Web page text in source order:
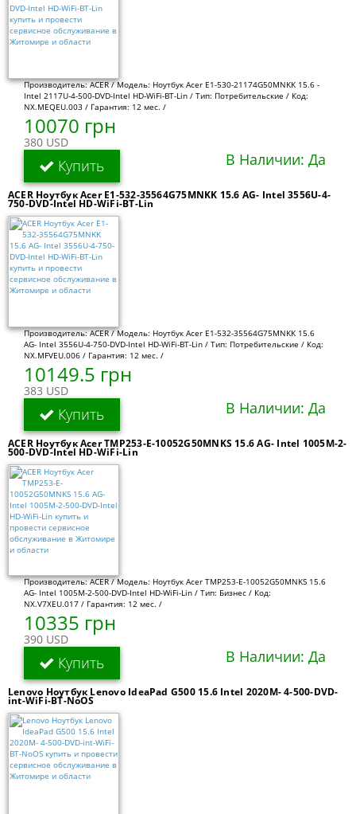
Производитель: ACER / Модель: Ноутбук Acer E1-530-21174G50MNKK 15.6 -
Intel 2117U-4-500-DVD-Intel HD-WiFi-BT-Lin / Тип: Потребительские / Код:
NX.MEQEU.003 / Гарантия: 12 мес. /
10070 грн
380 USD
Купить В Наличии: Да
ACER Ноутбук Acer E1-532-35564G75MNKK 15.6 AG- Intel 3556U-4-
750-DVD-Intel HD-WiFi-BT-Lin
Производитель: ACER / Модель: Ноутбук Acer E1-532-35564G75MNKK 15.6
AG- Intel 3556U-4-750-DVD-Intel HD-WiFi-BT-Lin / Тип: Потребительские / Код:
NX.MFVEU.006 / Гарантия: 12 мес. /
10149.5 грн
383 USD
Купить В Наличии: Да
ACER Ноутбук Acer TMP253-E-10052G50MNKS 15.6 AG- Intel 1005M-2-
500-DVD-Intel HD-WiFi-Lin
Производитель: ACER / Модель: Ноутбук Acer TMP253-E-10052G50MNKS 15.6
AG- Intel 1005M-2-500-DVD-Intel HD-WiFi-Lin / Тип: Бизнес / Код:
NX.V7XEU.017 / Гарантия: 12 мес. /
10335 грн
390 USD
Купить В Наличии: Да
Lenovo Ноутбук Lenovo IdeaPad G500 15.6 Intel 2020M- 4-500-DVD-
int-WiFi-BT-NoOS